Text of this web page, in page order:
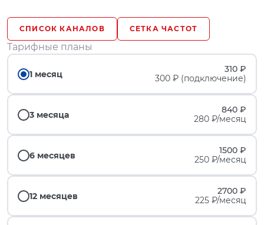
СПИСОК КАНАЛОВ СЕТКА ЧАСТОТ
Тарифные планы
1 месяц
310 ₽
300 ₽ (подключение)
3 месяца
840 ₽
280 ₽/месяц
6 месяцев
1500 ₽
250 ₽/месяц
12 месяцев
2700 ₽
225 ₽/месяц